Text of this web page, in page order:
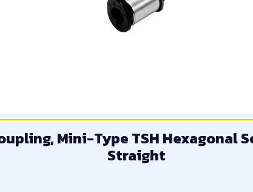
Mini-Type TSH Hexagonal
Straight